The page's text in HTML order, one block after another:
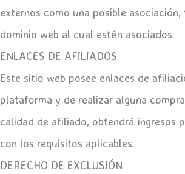
externos como una posible
dominio web al cual estén asociados.
ENLACES DE AFILIADOS
Este sitio web posee enlaces de
plataforma y de realizar alguna
calidad de afiliado, obtendrá ingresos
con los requisitos aplicables.
DERECHO DE EXCLUSIÓN